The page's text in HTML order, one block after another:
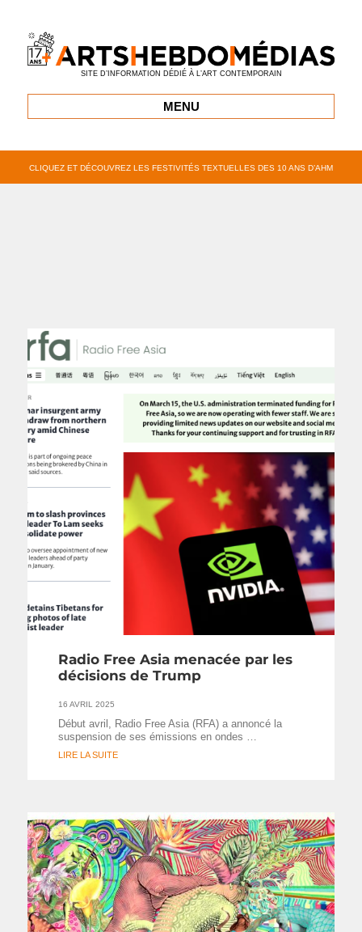
SITE D’INFORMATION DÉDIÉ À L’ART CONTEMPORAIN
MENU
CLIQUEZ ET DÉCOUVREZ LES FESTIVITÉS TEXTUELLES DES 10 ANS D’AHM
Radio Free Asia menacée par les
décisions de Trump
16 AVRIL 2025
Début avril, Radio Free Asia (RFA) a annoncé la
suspension de ses émissions en ondes …
LIRE LA SUITE